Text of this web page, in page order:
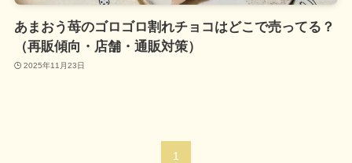
あまおう苺のゴロゴロ割れチョコはどこで売ってる？
（再販傾向・店舗・通販対策）
2025年11月23日
1